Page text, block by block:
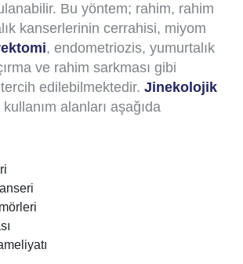
Bu yöntem; rahim, rahim
kanserlerinin cerrahisi, miyom
, endometriozis, yumurtalık
ve rahim sarkması gibi
tercih edilebilmektedir. Jinekolojik
kullanım alanları aşağıda